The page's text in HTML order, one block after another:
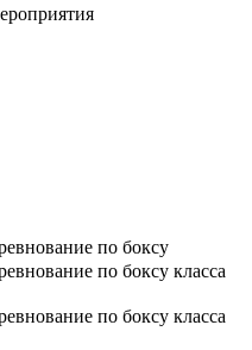
по боксу
по боксу класса
по боксу класса